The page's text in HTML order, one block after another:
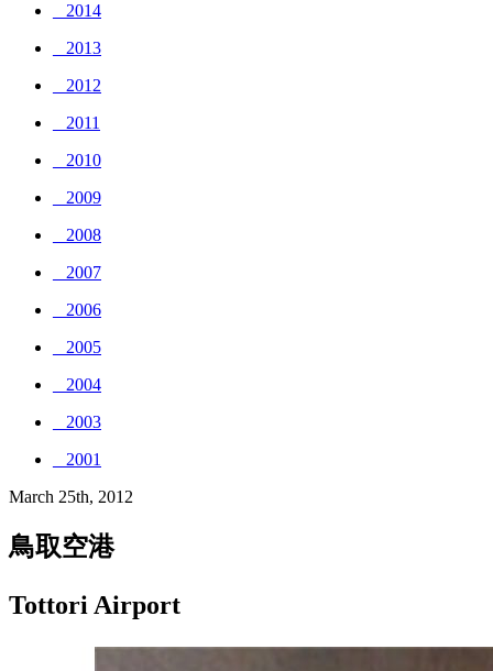
_ 2014
_ 2013
_ 2012
_ 2011
_ 2010
_ 2009
_ 2008
_ 2007
_ 2006
_ 2005
_ 2004
_ 2003
_ 2001
March 25th, 2012
鳥取空港
Tottori Airport